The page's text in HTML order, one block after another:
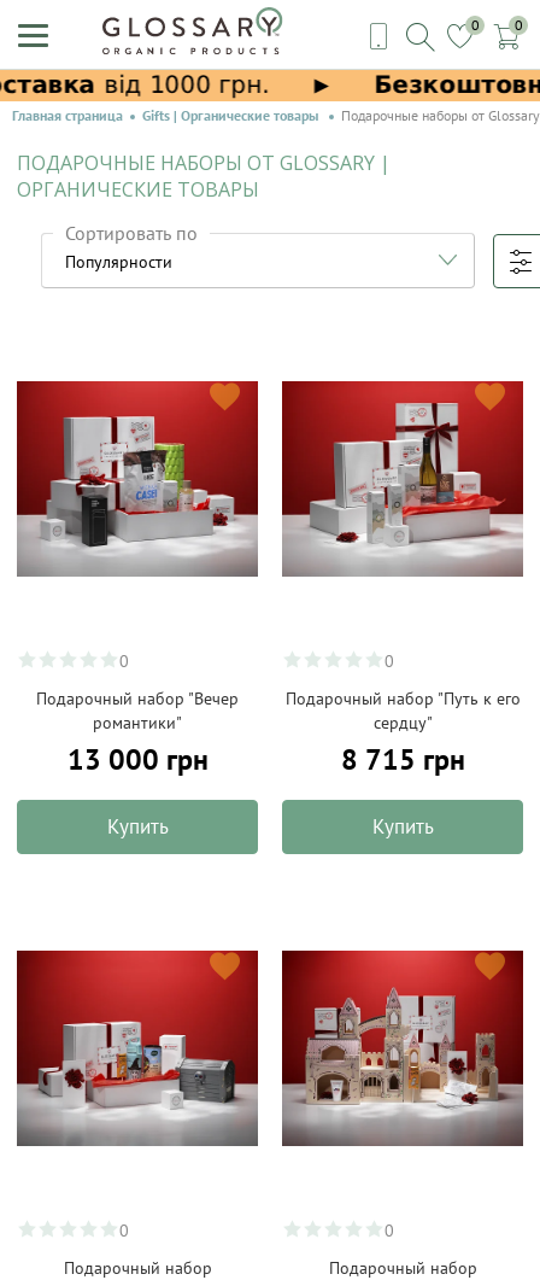
0 0
Главная страница Gifts | Органические товары Подарочные наборы от
ПОДАРОЧНЫЕ НАБОРЫ ОТ GLOSSARY |
ОРГАНИЧЕСКИЕ ТОВАРЫ
Сортировать по
0
Подарочный набор "Вечер
романтики"
13 000 грн
Купить
0
Подарочный набор "Путь к его
сердцу"
8 715 грн
Купить
0
Подарочный набор
0
Подарочный набор